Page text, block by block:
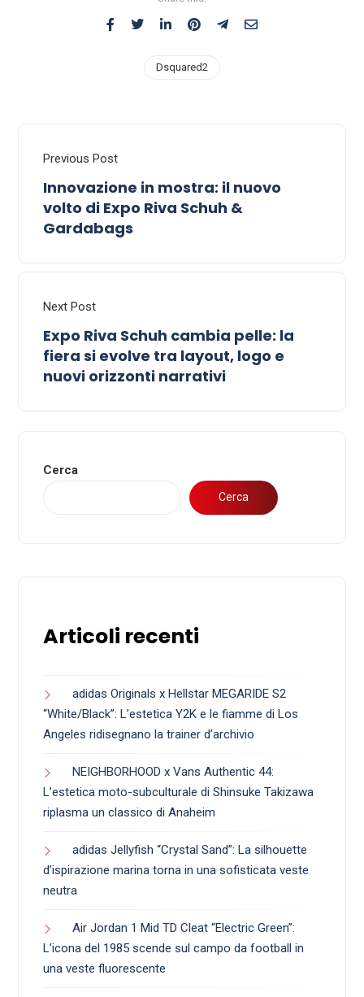
Dsquared2
Previous Post
Innovazione in mostra: il nuovo
volto di Expo Riva Schuh &
Gardabags
Next Post
Expo Riva Schuh cambia pelle: la
fiera si evolve tra layout, logo e
nuovi orizzonti narrativi
Cerca
Cerca
Articoli recenti
adidas Originals x Hellstar MEGARIDE S2
“White/Black”: L’estetica Y2K e le fiamme di Los
Angeles ridisegnano la trainer d’archivio
NEIGHBORHOOD x Vans Authentic 44:
L’estetica moto-subculturale di Shinsuke Takizawa
riplasma un classico di Anaheim
adidas Jellyfish “Crystal Sand”: La silhouette
d’ispirazione marina torna in una sofisticata veste
neutra
Air Jordan 1 Mid TD Cleat “Electric Green”:
L’icona del 1985 scende sul campo da football in
una veste fluorescente